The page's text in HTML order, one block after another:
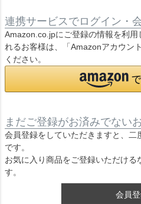
連携サービスでログイン・
Amazon.co.jpにご登録の情報を利用
れるお客様は、「Amazonアカウン
ください。
まだご登録がお済みでない
会員登録をしていただきますと、二
です。
お気に入り商品をご登録いただける
す。
会員